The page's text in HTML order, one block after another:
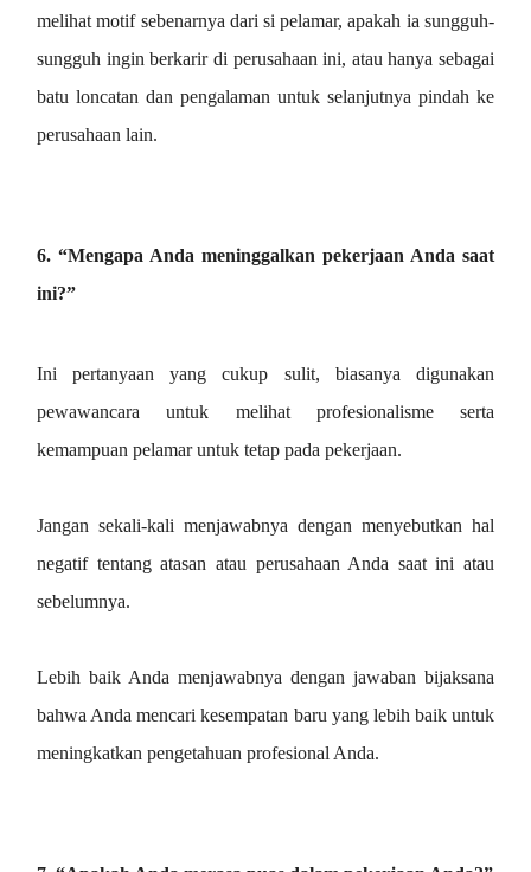
melihat motif sebenarnya dari si pelamar, apakah ia sungguh-
sungguh ingin berkarir di perusahaan ini, atau hanya sebagai
batu loncatan dan pengalaman untuk selanjutnya pindah ke
perusahaan lain.
6. “Mengapa Anda meninggalkan pekerjaan Anda saat
ini?”
Ini pertanyaan yang cukup sulit, biasanya digunakan
pewawancara untuk melihat profesionalisme serta
kemampuan pelamar untuk tetap pada pekerjaan.
Jangan sekali-kali menjawabnya dengan menyebutkan hal
negatif tentang atasan atau perusahaan Anda saat ini atau
sebelumnya.
Lebih baik Anda menjawabnya dengan jawaban bijaksana
bahwa Anda mencari kesempatan baru yang lebih baik untuk
meningkatkan pengetahuan profesional Anda.